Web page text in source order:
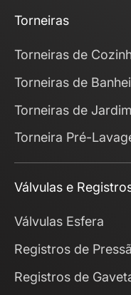
Torneiras
Torneiras de
Torneiras de
Torneiras de Jardim
Torneira Pré-
Válvulas e
Válvulas Esfera
Registros de
Registros de